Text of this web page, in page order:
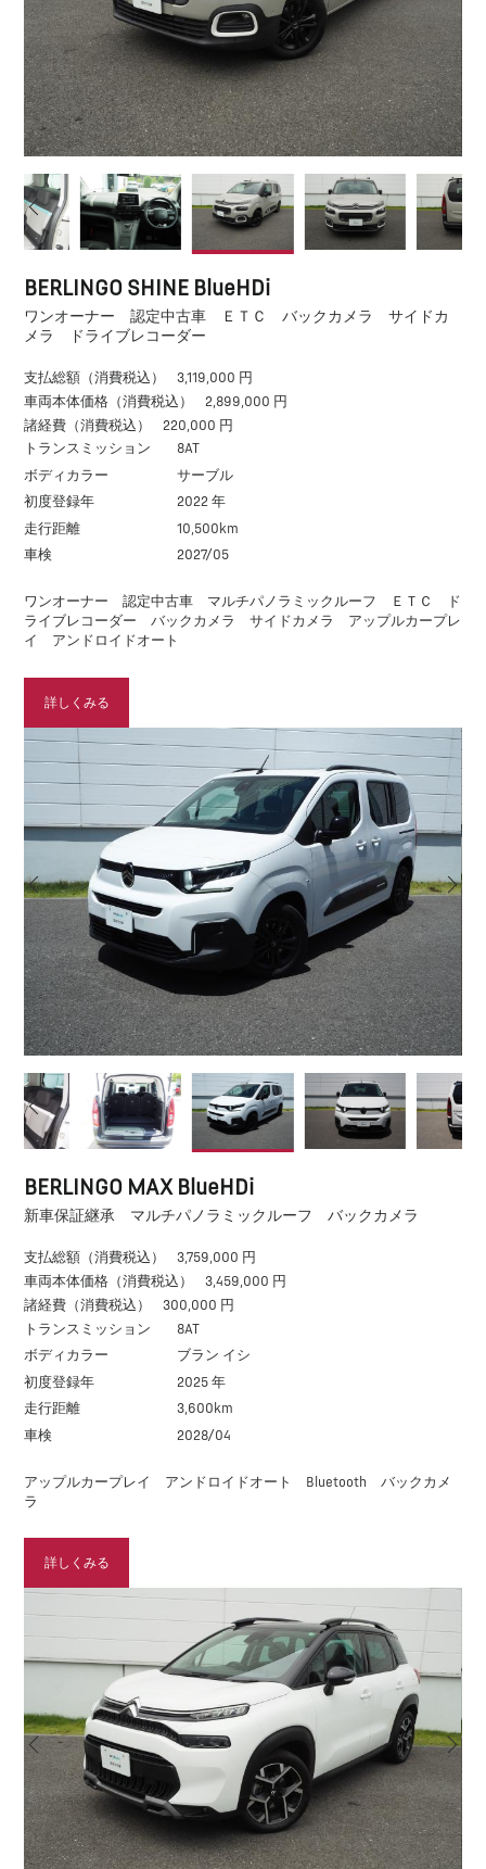
BERLINGO SHINE BlueHDi
ワンオーナー 認定中古車 ＥＴＣ バックカメラ サイドカ
メラ ドライブレコーダー
支払総額（消費税込）
3,119,000 円
車両本体価格（消費税込）
2,899,000 円
諸経費（消費税込）
220,000 円
トランスミッション
8AT
ボディカラー
サーブル
初度登録年
2022 年
走行距離
10,500km
車検
2027/05
ワンオーナー 認定中古車 マルチパノラミックルーフ ＥＴＣ ド
ライブレコーダー バックカメラ サイドカメラ アップルカープレ
イ アンドロイドオート
詳しくみる
BERLINGO MAX BlueHDi
新車保証継承 マルチパノラミックルーフ バックカメラ
支払総額（消費税込）
3,759,000 円
車両本体価格（消費税込）
3,459,000 円
諸経費（消費税込）
300,000 円
トランスミッション
8AT
ボディカラー
ブラン イシ
初度登録年
2025 年
走行距離
3,600km
車検
2028/04
アップルカープレイ アンドロイドオート Bluetooth バックカメ
ラ
詳しくみる